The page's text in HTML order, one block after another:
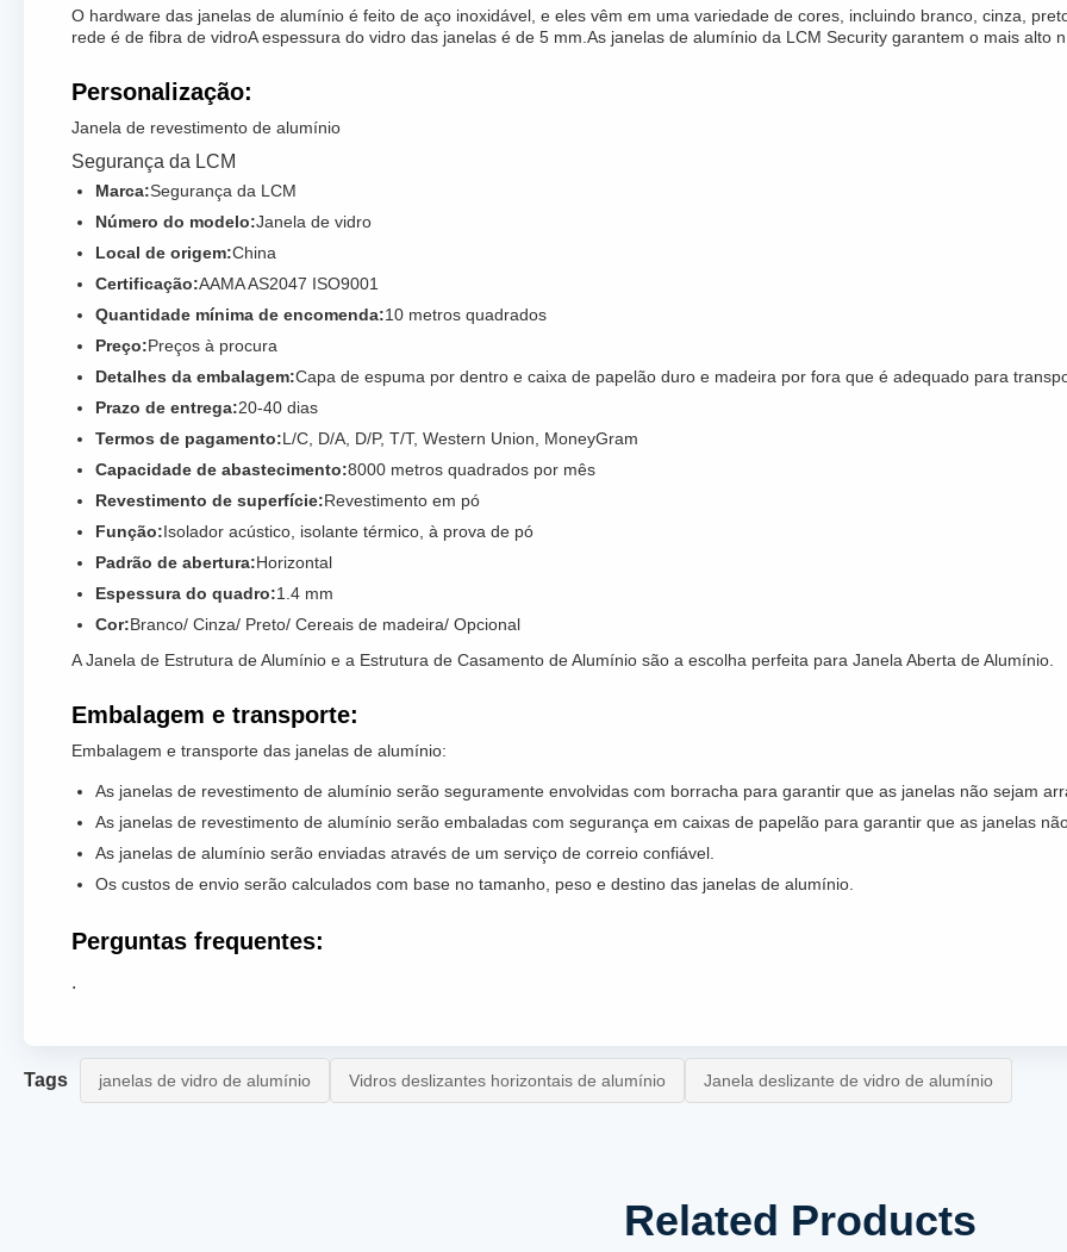
O hardware das janelas de alumínio é feito de aço inoxidável, e eles vêm em uma variedade de cores, incluindo branco, cinza,
rede é de fibra de vidroA espessura do vidro das janelas é de 5 mm.As janelas de alumínio da LCM Security garantem o mais alto
Personalização:
Janela de revestimento de alumínio
Segurança da LCM
Marca:Segurança da LCM
Número do modelo:Janela de vidro
Local de origem:China
Certificação:AAMA AS2047 ISO9001
Quantidade mínima de encomenda:10 metros quadrados
Preço:Preços à procura
Detalhes da embalagem:Capa de espuma por dentro e caixa de papelão duro e madeira por fora que é adequado para
Prazo de entrega:20-40 dias
Termos de pagamento:L/C, D/A, D/P, T/T, Western Union, MoneyGram
Capacidade de abastecimento:8000 metros quadrados por mês
Revestimento de superfície:Revestimento em pó
Função:Isolador acústico, isolante térmico, à prova de pó
Padrão de abertura:Horizontal
Espessura do quadro:1.4 mm
Cor:Branco/ Cinza/ Preto/ Cereais de madeira/ Opcional
A Janela de Estrutura de Alumínio e a Estrutura de Casamento de Alumínio são a escolha perfeita para Janela Aberta de Alumínio.
Embalagem e transporte:
Embalagem e transporte das janelas de alumínio:
As janelas de revestimento de alumínio serão seguramente envolvidas com borracha para garantir que as janelas não sejam
As janelas de revestimento de alumínio serão embaladas com segurança em caixas de papelão para garantir que as janelas
As janelas de alumínio serão enviadas através de um serviço de correio confiável.
Os custos de envio serão calculados com base no tamanho, peso e destino das janelas de alumínio.
Perguntas frequentes:
.
Tags janelas de vidro de alumínio Vidros deslizantes horizontais de alumínio Janela deslizante de vidro de alumínio
Related Products